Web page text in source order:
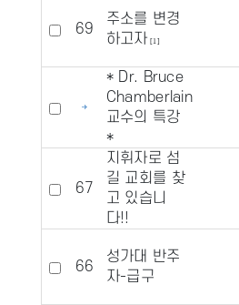
69
주소를 변경
하고자 [1]
* Dr. Bruce
Chamberlain
교수의 특강
*
67
지휘자로 섬
길 교회를 찾
고 있습니
다!!
66
성가대 반주
자-급구